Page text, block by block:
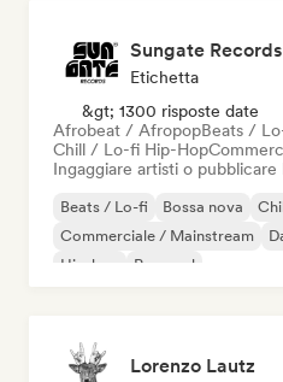
Sungate Records
Etichetta
&gt; 1300 risposte date
Afrobeat / AfropopBeats /
Chill / Lo-fi Hip-Hop
Ingaggiare artisti o pubblicare
Beats / Lo-fi Bossa nova
Commerciale / Mainstream
Hip-hop
Pop soul
Lorenzo Lautz